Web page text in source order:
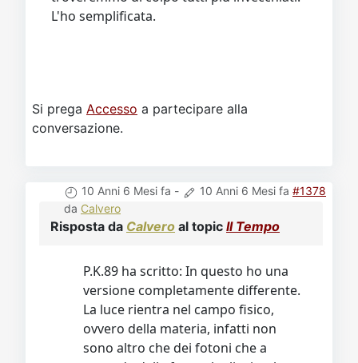
L'ho semplificata.
Si prega Accesso a partecipare alla
conversazione.
10 Anni 6 Mesi fa - 10 Anni 6 Mesi fa #1378
da Calvero
Risposta da Calvero al topic Il Tempo
P.K.89 ha scritto: In questo ho una
versione completamente differente.
La luce rientra nel campo fisico,
ovvero della materia, infatti non
sono altro che dei fotoni che a